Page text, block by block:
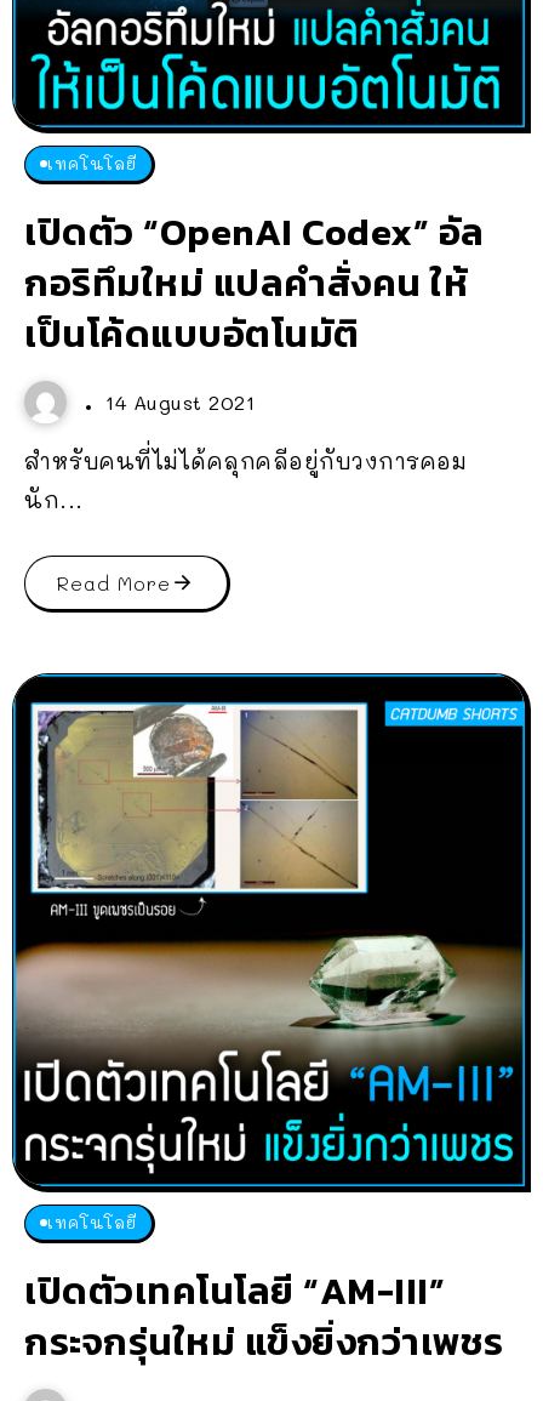
เทคโนโลยี
เปิดตัว “OpenAI Codex” อัล
กอริทึมใหม่ แปลคำสั่งคน ให้
เป็นโค้ดแบบอัตโนมัติ
14 August 2021
สำหรับคนที่ไม่ได้คลุกคลีอยู่กับวงการคอม
นัก...
Read More
เทคโนโลยี
เปิดตัวเทคโนโลยี “AM-III”
กระจกรุ่นใหม่ แข็งยิ่งกว่าเพชร